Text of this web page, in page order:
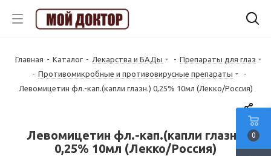
Главная - Каталог - Лекарства и БАДы - Препараты для глаз
- Противомикробные и противовирусные препараты
-
Левомицетин фл.-кап.(капли глазн.) 0,25% 10мл (Лекко/Россия)
Левомицетин фл.-кап.(капли глазн.)
0,25% 10мл (Лекко/Россия)
0